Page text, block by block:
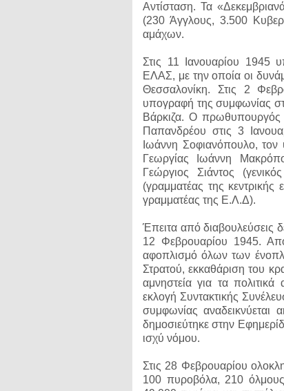
Αντίσταση. Τα
(230 Άγγλους, 3.500
αμάχων.
Στις 11 Ιανουαρίου 1945
ΕΛΑΣ, με την οποία οι
Θεσσαλονίκη. Στις 2
υπογραφή της συμφωνίας
Βάρκιζα. Ο πρωθυπουργός
Παπανδρέου στις 3
Ιωάννη Σοφιανόπουλο,
Γεωργίας Ιωάννη
Γεώργιος Σιάντος
(γραμματέας της
γραμματέας της Ε.Λ.Δ).
Έπειτα από διαβουλεύσεις
12 Φεβρουαρίου 1945.
αφοπλισμό όλων των
Στρατού, εκκαθάριση του
αμνηστεία για τα
εκλογή Συντακτικής
συμφωνίας αναδεικνύεται
δημοσιεύτηκε στην
ισχύ νόμου.
Στις 28 Φεβρουαρίου
100 πυροβόλα, 210